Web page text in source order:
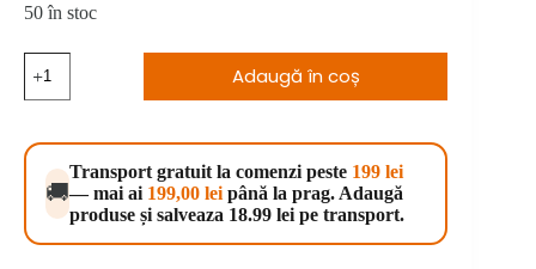
50 în stoc
Brit
Premium
Nature
Adult
Adaugă în coș
🚚
Transport gratuit la comenzi peste 199 lei
— mai ai 199,00 lei până la prag. Adaugă
produse și salveaza 18.99 lei pe transport.